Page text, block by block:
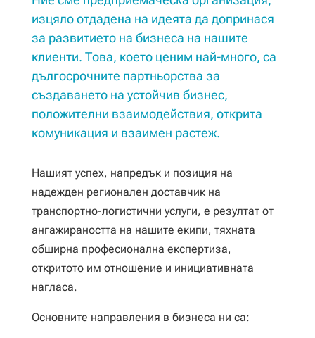
изцяло отдадена на идеята да допринася
за развитието на бизнеса на нашите
клиенти. Това, което ценим най-много, са
дългосрочните партньорства за
създаването на устойчив бизнес,
положителни взаимодействия, открита
комуникация и взаимен растеж.
Нашият успех, напредък и позиция на
надежден регионален доставчик на
транспортно-логистични услуги, е резултат от
ангажираността на нашите екипи, тяхната
обширна професионална експертиза,
откритото им отношение и инициативната
нагласа.
Основните направления в бизнеса ни са: